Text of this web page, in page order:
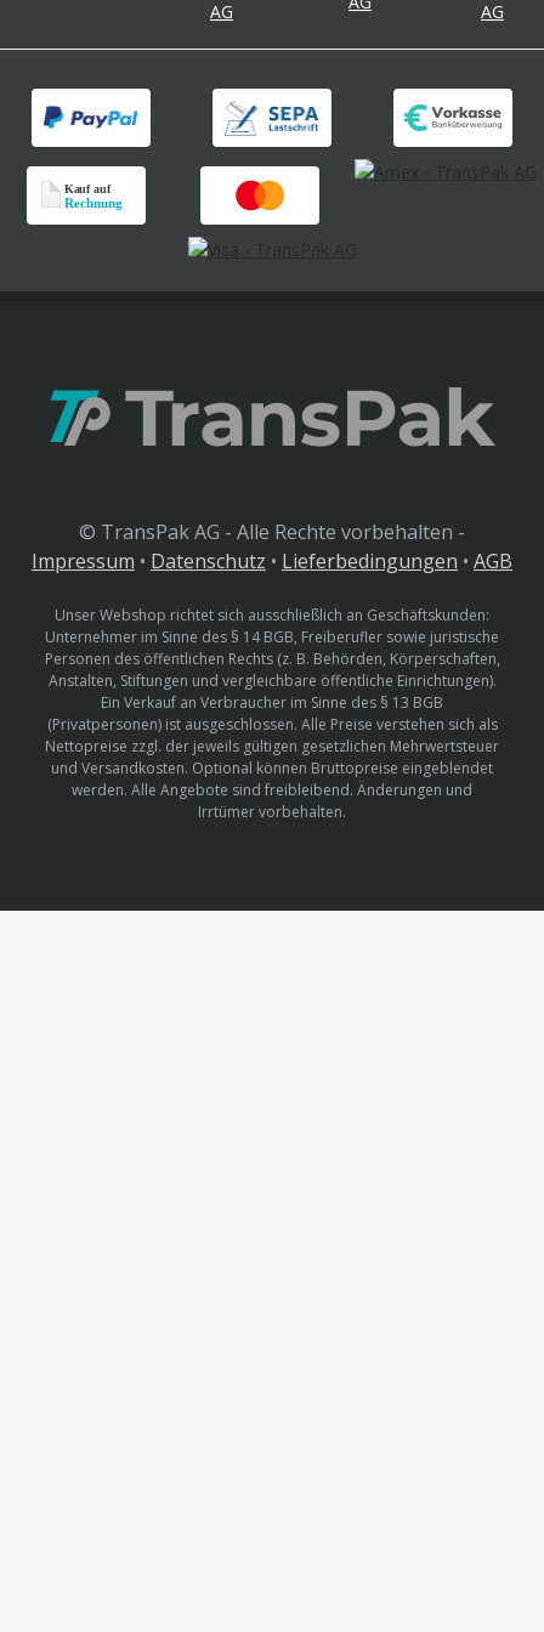
© TransPak AG - Alle Rechte vorbehalten -
Impressum • Datenschutz • Lieferbedingungen • AGB
Unser Webshop richtet sich ausschließlich an Geschäftskunden:
Unternehmer im Sinne des § 14 BGB, Freiberufler sowie juristische
Personen des öffentlichen Rechts (z. B. Behörden, Körperschaften,
Anstalten, Stiftungen und vergleichbare öffentliche Einrichtungen).
Ein Verkauf an Verbraucher im Sinne des § 13 BGB
(Privatpersonen) ist ausgeschlossen. Alle Preise verstehen sich als
Nettopreise zzgl. der jeweils gültigen gesetzlichen Mehrwertsteuer
und Versandkosten. Optional können Bruttopreise eingeblendet
werden. Alle Angebote sind freibleibend. Änderungen und
Irrtümer vorbehalten.